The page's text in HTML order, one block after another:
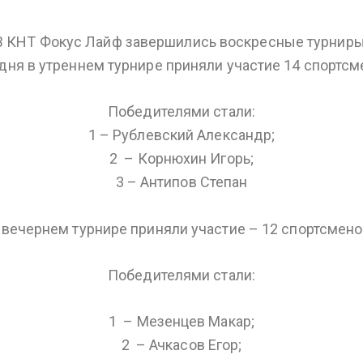
КНТ Фокус Лайф завершились воскресные
в утреннем турнире приняли участие 14
Победителями стали:
1 – Рублевский Александр;
2 – Корнюхин Игорь;
3 – Антипов Степан
турнире приняли участие – 12
Победителями стали:
1 – Мезенцев Макар;
2 – Ачкасов Егор;